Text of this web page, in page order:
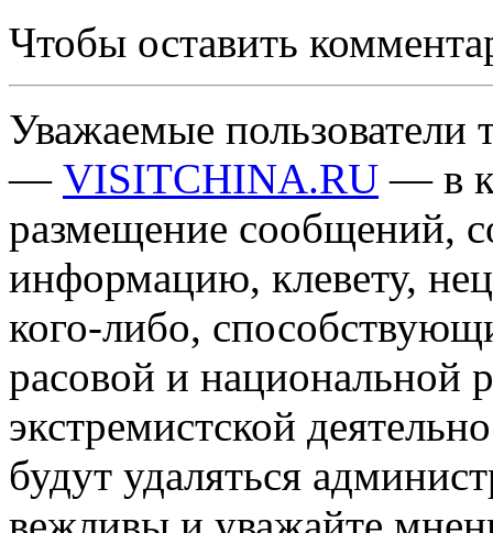
Чтобы оставить
Уважаемые пользователи
— VISITCHINA.RU — в
размещение сообщений,
информацию, клевету,
кого-либо,
расовой и национальной
экстремистской
будут удаляться